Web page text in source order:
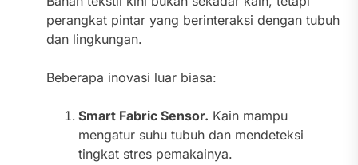
perangkat pintar yang berinteraksi dengan tubuh
dan lingkungan.
Beberapa inovasi luar biasa:
Smart Fabric Sensor. Kain mampu
mengatur suhu tubuh dan mendeteksi
tingkat stres pemakainya.